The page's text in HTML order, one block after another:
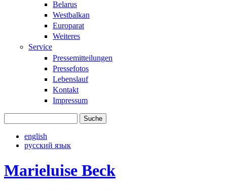
Belarus
Westbalkan
Europarat
Weiteres
Service
Pressemitteilungen
Pressefotos
Lebenslauf
Kontakt
Impressum
english
русский язык
Marieluise Beck